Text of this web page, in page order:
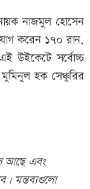
নাজমুল হোসেন
করেন ১৭০ রান,
উইকেটে সর্বোচ্চ
হক সেঞ্চুরির
আছে এবং
মন্তব্যগুলো